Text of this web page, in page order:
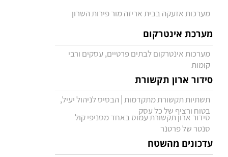
מערכות אזעקה בבית אריזה מור פירות השרון
מערכת אינטרקום
מערכות אינטרקום לבתים פרטיים, עסקים ורבי
קומות
סידור ארון תקשורת
תשתיות תקשורת מתקדמות | הבסיס לניהול יעיל,
בטוח ורציף של כל עסק
סידור ארון תקשורת עמוס באחד מסניפי קול
סנטר של פרטנר
עדכונים מהשטח